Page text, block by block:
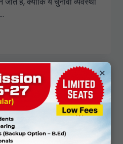
PROCESS DU MA NOTES
30, 2026
×